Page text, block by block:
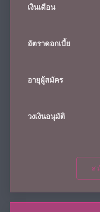
เงินเดือน
อัตราดอกเบี้ย
อายุผู้สมัคร
วงเงินอนุมัติ
ส